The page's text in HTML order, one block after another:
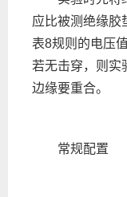
应比被测绝缘胶
表8规则的电压
若无击穿，则实
边缘要重合。
常规配置